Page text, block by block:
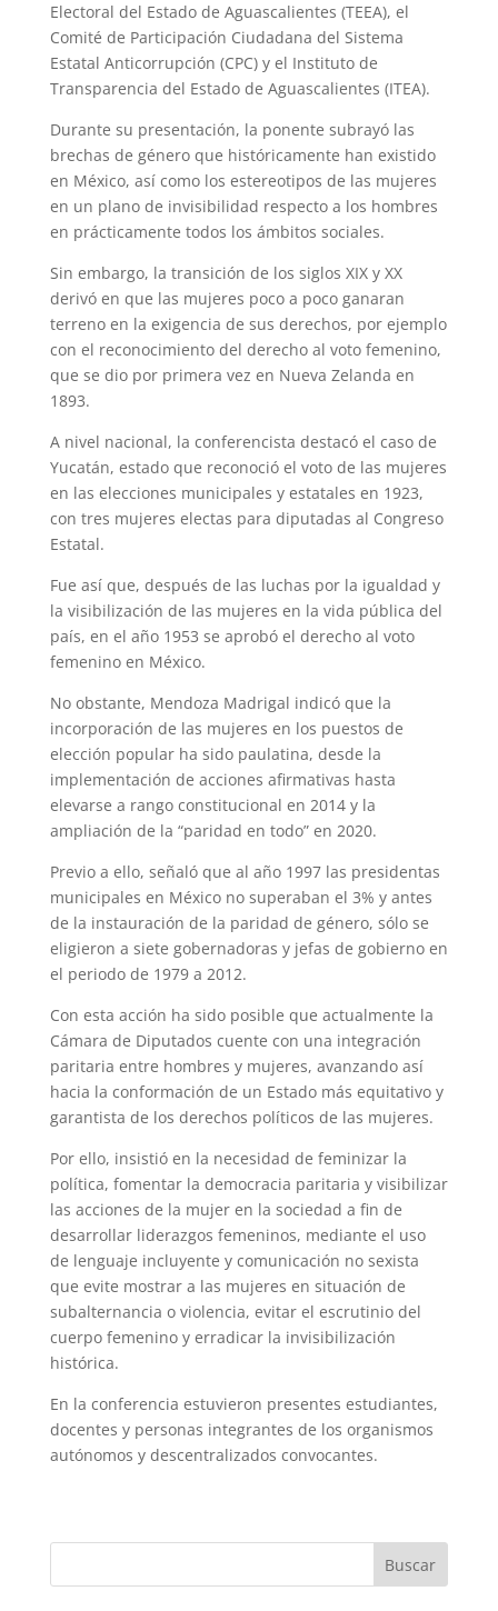
Electoral del Estado de Aguascalientes (TEEA), el
Comité de Participación Ciudadana del Sistema
Estatal Anticorrupción (CPC) y el Instituto de
Transparencia del Estado de Aguascalientes (ITEA).
Durante su presentación, la ponente subrayó las
brechas de género que históricamente han existido
en México, así como los estereotipos de las mujeres
en un plano de invisibilidad respecto a los hombres
en prácticamente todos los ámbitos sociales.
Sin embargo, la transición de los siglos XIX y XX
derivó en que las mujeres poco a poco ganaran
terreno en la exigencia de sus derechos, por ejemplo
con el reconocimiento del derecho al voto femenino,
que se dio por primera vez en Nueva Zelanda en
1893.
A nivel nacional, la conferencista destacó el caso de
Yucatán, estado que reconoció el voto de las mujeres
en las elecciones municipales y estatales en 1923,
con tres mujeres electas para diputadas al Congreso
Estatal.
Fue así que, después de las luchas por la igualdad y
la visibilización de las mujeres en la vida pública del
país, en el año 1953 se aprobó el derecho al voto
femenino en México.
No obstante, Mendoza Madrigal indicó que la
incorporación de las mujeres en los puestos de
elección popular ha sido paulatina, desde la
implementación de acciones afirmativas hasta
elevarse a rango constitucional en 2014 y la
ampliación de la “paridad en todo” en 2020.
Previo a ello, señaló que al año 1997 las presidentas
municipales en México no superaban el 3% y antes
de la instauración de la paridad de género, sólo se
eligieron a siete gobernadoras y jefas de gobierno en
el periodo de 1979 a 2012.
Con esta acción ha sido posible que actualmente la
Cámara de Diputados cuente con una integración
paritaria entre hombres y mujeres, avanzando así
hacia la conformación de un Estado más equitativo y
garantista de los derechos políticos de las mujeres.
Por ello, insistió en la necesidad de feminizar la
política, fomentar la democracia paritaria y visibilizar
las acciones de la mujer en la sociedad a fin de
desarrollar liderazgos femeninos, mediante el uso
de lenguaje incluyente y comunicación no sexista
que evite mostrar a las mujeres en situación de
subalternancia o violencia, evitar el escrutinio del
cuerpo femenino y erradicar la invisibilización
histórica.
En la conferencia estuvieron presentes estudiantes,
docentes y personas integrantes de los organismos
autónomos y descentralizados convocantes.
Buscar